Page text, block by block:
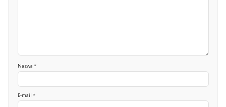
Nazwa *
E-mail *